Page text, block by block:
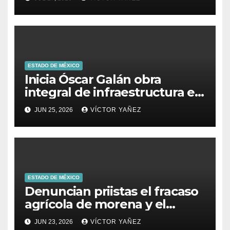
decisiones
ESTADO DE MÉXICO
Inicia Óscar Galán obra
integral de infraestructura en
Prolongación León Guzmán
JUN 25, 2026 VÍCTOR YAÑEZ
ESTADO DE MÉXICO
Denuncian priistas el fracaso
agrícola de morena y el
abandono al campo
JUN 23, 2026 VÍCTOR YAÑEZ